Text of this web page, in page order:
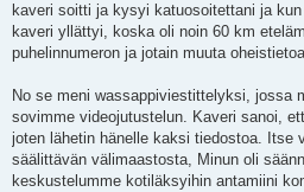
t
i
kaveri soitti ja kysyi katuosoitettani ja
kaveri yllättyi, koska oli noin 60 km
puhelinnumeron ja jotain muuta
No se meni wassappiviestittelyksi, jossa
sovimme videojutustelun. Kaveri sanoi,
joten lähetin hänelle kaksi tiedostoa. Itse
säälittävän välimaastosta, Minun oli
keskustelumme kotiläksyihin antamiini